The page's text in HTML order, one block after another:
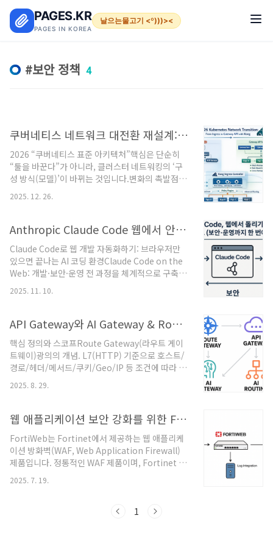
PAGES.KR
PAGES IN KOREA
날으는물고기 <º)))><
보안 정책 4
쿠버네티스 네트워크 대전환 재설계: Ingress의 끝, Gateway API의 시작
2026 “쿠버네티스 표준 아키텍처”핵심은 단순히
“툴을 바꾼다”가 아니라, 클러스터 네트워킹의 ‘구
성 방식(모델)’이 바뀌는 것입니다.변화의 촉발점:
Ingress NGINX 은퇴(EOL)쿠버네티스 SIG
Network/SRC는 Ingress NGINX 프로젝트가
릴리스/버그픽스/보안패치가 더 이상 제공되지 않
는다고 공지했습니다. 즉, “지금은 동작해도”
2026-03 이후는 보안 취약점이 떠도 고칠 수 없는
상태가 됩니다.➡️ 그래서 2026의 네트워크 표준 이
야기는 사실상“Ingress 단일 API 중심에서 →
Gateway API 중심으로”의 전환 이야기입니
2025. 12. 26.
Anthropic Claude Code 웹에서 안전하게 실행하는 방법, 로컬 설치 NO!
Claude Code로 웹 개발 자동화하기: 브라우저만
있으면 끝나는 AI 코딩 환경Claude Code on the
Web: 개발·보안·운영 전 과정을 체계적으로 구축
하는 법Quickstart → Common Workflows →
Claude Code on the Web 순서로, 로컬/CLI 기본
점으로 정리했습니다.기본기 다지기: 설치 → 로그
인 → 첫 세션설치 (OS
별)Homebrew(macOS/Linux)brew install --
cask claude-code범용 설치 스크립트
(macOS/Linux/WSL)curl -fsSL
https://claude.ai/install.sh | bashWindows
2025. 11. 10.
API Gateway와 AI Gateway & Routing: 멀티 모델 시대의 인프라 전략
핵심 정의와 스코프Route Gateway(라우트 게이
트웨이)광의의 개념. L7(HTTP) 기준으로 호스트/
경로/헤더/메서드/쿠키/Geo/IP 등 조건에 따라 백
엔드 서비스로 트래픽을 분기하는 컴포넌트.예:
NGINX/Envoy/Kong/APISIX, Kubernetes
등.API Gateway“비즈니스 API”를 외부/내부에
제공하기 위한 전면 게이트웨이.인증/인가, 레이트
리밋, WAF, 로깅, 버저닝, 라우팅, 재시도/타임아
웃/회로차단, 트랜스폼(헤더/본문) 등 API 관리 기
능을 제공.AI GatewayLLM/멀티 모델 호출을 표준
화·프록시화.프로바이더(예: OpenAI, Gemini,
2025. 8. 29.
웹 애플리케이션 보안 강화를 위한 FortiWeb 구축 지능형 WAF 아키텍처
FortiWeb는 Fortinet에서 제공하는 웹 애플리케
이션 방화벽(WAF, Web Application Firewall)
제품입니다. 정통적인 WAF 제품이며, Fortinet 보
다.FortiWeb은 웹 애플리케이션을 공격으로부터
을 제공합니다.1. 웹 애플리케이션 방화벽 기능
2025. 7. 19.
1